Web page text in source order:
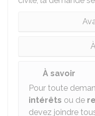
À savoir
Pour toute
intérêts ou de
devez joindre